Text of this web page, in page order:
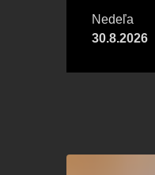
Nedeľa
30.8.2026